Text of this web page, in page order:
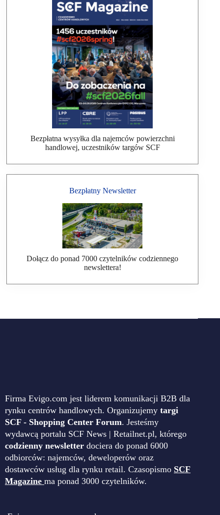
Bezpłatna wysyłka dla najemców powierzchni
handlowej, uczestników targów SCF
Bezpłatny Newsletter
Dołącz do ponad 7000 czytelników codziennego
newslettera!
Firma Evigo.com jest liderem komunikacji B2B dla
rynku centrów handlowych. Organizujemy targi
SCF - Shopping Center Forum. Jesteśmy
wydawcą portalu SCF News | Retailnet.pl, którego
codzienny newsletter dociera do ponad 6000
odbiorców: najemców, deweloperów oraz
dostawców usług dla rynku retail. Czasopismo SCF
Magazine ma ponad 3000 czytelników.